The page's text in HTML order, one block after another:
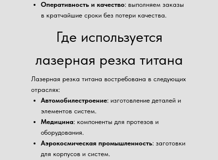
Оперативность и качество: выполняем заказы
в кратчайшие сроки без потери качества.
Где используется
лазерная резка титана
Лазерная резка титана востребована в следующих
отраслях:
Автомобилестроение: изготовление деталей и
элементов систем.
Медицина: компоненты для протезов и
оборудования.
Аэрокосмическая промышленность: заготовки
для корпусов и систем.